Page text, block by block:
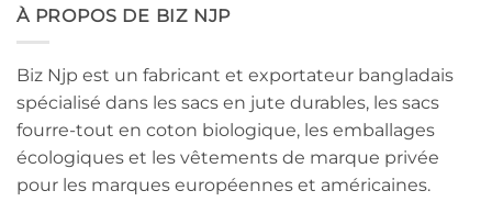
À PROPOS DE BIZ NJP
Biz Njp est un fabricant et exportateur bangladais
spécialisé dans les sacs en jute durables, les sacs
fourre-tout en coton biologique, les emballages
écologiques et les vêtements de marque privée
pour les marques européennes et américaines.